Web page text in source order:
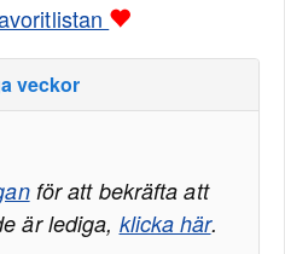
veckor
för att bekräfta att
är lediga, klicka här.